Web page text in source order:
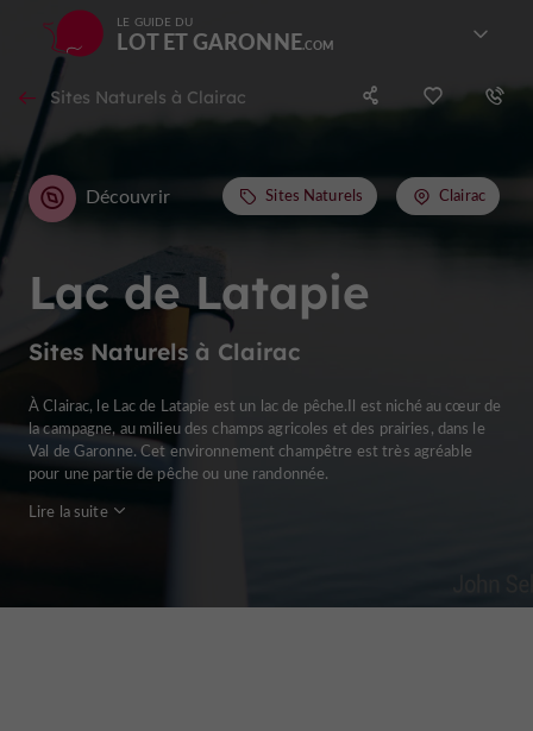
LE GUIDE DU
LOT ET GARONNE
Sites Naturels à Clairac
Lac de Latapie
Sites Naturels à Clairac
Découvrir Sites Naturels Clairac
À Clairac, le Lac de Latapie est un lac de pêche.Il est niché au cœur de
la campagne, au milieu des champs agricoles et des prairies, dans le
Val de Garonne. Cet environnement champêtre est très agréable
pour une partie de pêche ou une randonnée.
Lire la suite